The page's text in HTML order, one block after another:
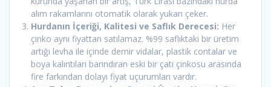
alım rakamlarını otomatik olarak yukarı çeker.
Hurdanın İçeriği, Kalitesi ve Saflık Derecesi: Her
çinko aynı fiyattan satılamaz. %99 saflıktaki bir üretim
artığı levha ile içinde demir vidalar, plastik contalar ve
boya kalıntıları barındıran eski bir çatı çinkosu arasında
fire farkından dolayı fiyat uçurumları vardır.